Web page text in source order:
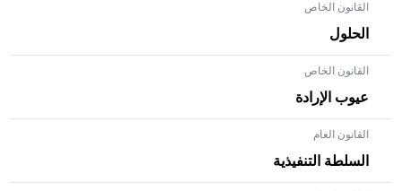
القانون الخاص
الحلول
القانون الخاص
عيوب الإرادة
القانون العام
السلطة التنفيذية